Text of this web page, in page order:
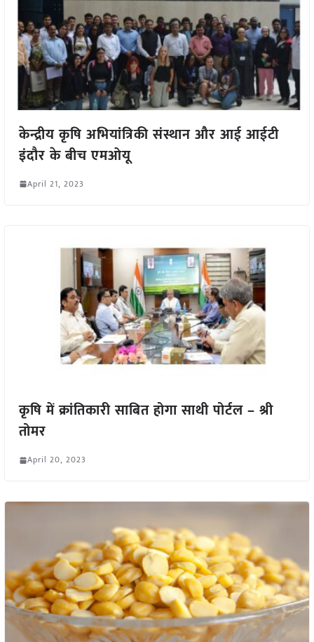
केन्द्रीय कृषि अभियांत्रिकी संस्थान और आई आईटी
इंदौर के बीच एमओयू
April 21, 2023
कृषि में क्रांतिकारी साबित होगा साथी पोर्टल – श्री
तोमर
April 20, 2023